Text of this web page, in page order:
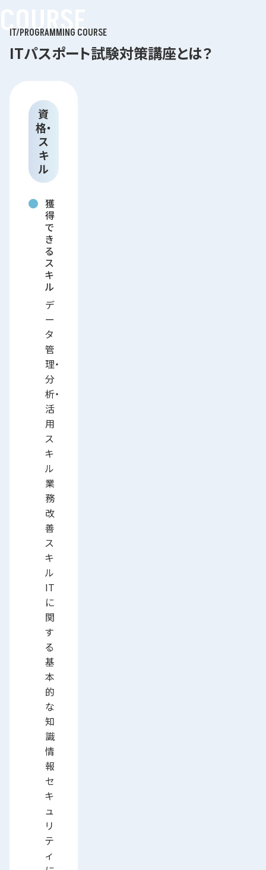
IT/PROGRAMMING COURSE
ITパスポート試験対策講座とは？
COURSE
資
格・
ス
キ
ル
獲
得
で
き
る
ス
キ
ル
デ
ー
タ
管
理・
分
析・
活
用
ス
キ
ル
業
務
改
善
ス
キ
ル
IT
に
関
す
る
基
本
的
な
知
識
情
報
セ
キ
ュ
リ
テ
ィ